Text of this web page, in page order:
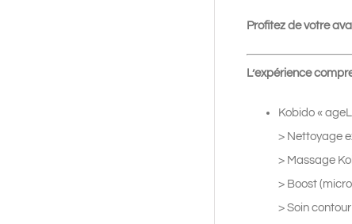
Profitez de votre
L’expérience
Kobido «
> Nettoyage
> Massage
> Boost
> Soin